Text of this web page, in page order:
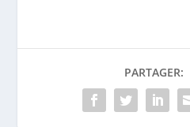
PARTAGER: